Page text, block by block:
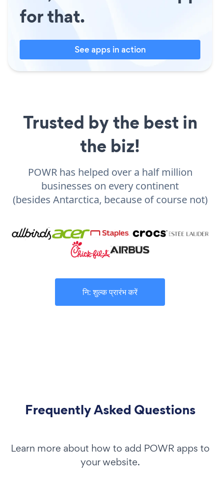
for that.
See apps in action
Trusted by the best in
the biz!
POWR has helped over a half million
businesses on every continent
(besides Antarctica, because of course not)
नि: शुल्क प्रारंभ करें
Frequently Asked Questions
Learn more about how to add POWR apps to
your website.